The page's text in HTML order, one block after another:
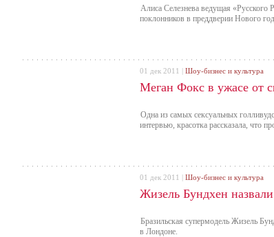
Алиса Селезнева ведущая
поклонников в преддверии Нового
Меган Фокс в ужасе от
Одна из самых сексуальных
интервью, красотка рассказала, что
01 дек 2011 | Шоу-бизнес и культура
Жизель Бундхен
Бразильская супермодель Жизель
в Лондоне.
01 дек 2011 | Шоу-бизнес и культура